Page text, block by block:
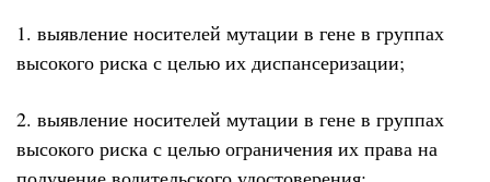
1. выявление носителей мутации в гене в группах
высокого риска с целью их диспансеризации;
2. выявление носителей мутации в гене в группах
высокого риска с целью ограничения их права на